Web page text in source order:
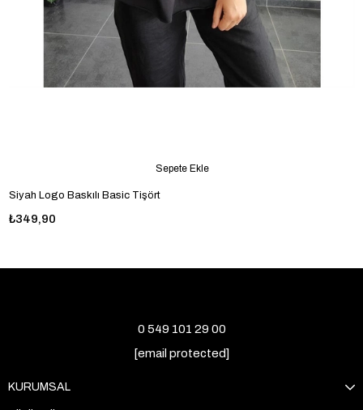
Siyah Logo Baskılı Basic Tişört
₺349,90
Sepete Ekle
0 549 101 29 00
[email protected]
KURUMSAL